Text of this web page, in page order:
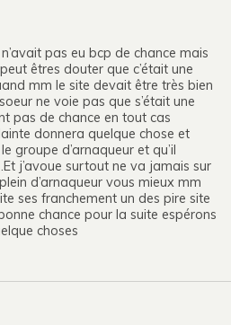
pas eu bcp de chance mais
êtres douter que c’était une
mm le site devait être très bien
ne voie pas que s’était une
pas de chance en tout cas
donnera quelque chose et
groupe d’arnaqueur et qu’il
j’avoue surtout ne va jamais sur
d’arnaqueur vous mieux mm
ses franchement un des pire site
chance pour la suite espérons
choses